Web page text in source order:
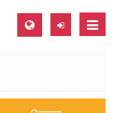
Toggle